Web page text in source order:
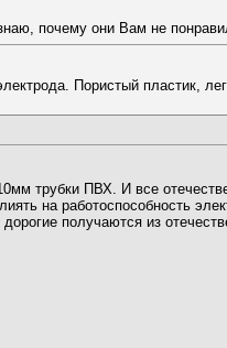
почему они Вам не
Пористый пластик,
трубки ПВХ. И все
на работоспособность
получаются из